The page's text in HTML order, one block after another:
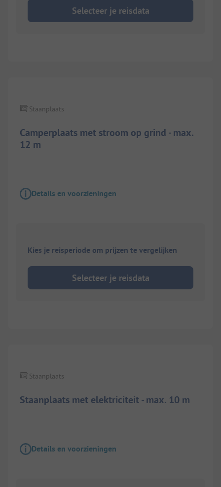
Selecteer je reisdata
Camperplaats met stroom op grind - max.
12 m
Staanplaats
Details en voorzieningen
Kies je reisperiode om prijzen te vergelijken
Selecteer je reisdata
Staanplaats met elektriciteit - max. 10 m
Staanplaats
Details en voorzieningen